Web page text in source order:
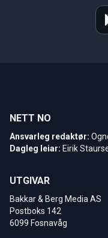
NETT NO
Ansvarleg redaktør:
Dagleg leiar: Eirik
UTGIVAR
Bakkar & Berg Media AS
Postboks 142
6099 Fosnavåg